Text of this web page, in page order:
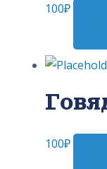
100₽
100₽